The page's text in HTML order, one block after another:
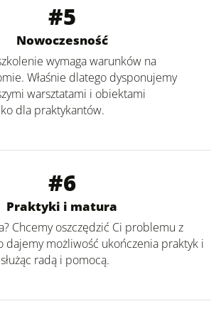
#5
Nowoczesność
wymaga warunków na
Właśnie dlatego dysponujemy
warsztatami i obiektami
dla praktykantów.
#6
Praktyki i matura
Chcemy oszczędzić Ci problemu z
dajemy możliwość ukończenia praktyk i
radą i pomocą.